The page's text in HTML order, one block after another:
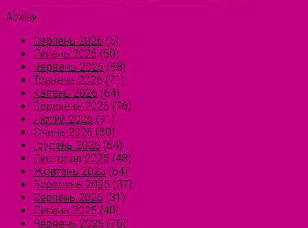
Архіви
Серпень 2026 (5)
Липень 2026 (50)
Червень 2026 (88)
Травень 2026 (71)
Квітень 2026 (64)
Березень 2026 (76)
Лютий 2026 (91)
Січень 2026 (50)
Грудень 2025 (64)
Листопад 2025 (48)
Жовтень 2025 (64)
Вересень 2025 (37)
Серпень 2025 (31)
Липень 2025 (40)
Червень 2025 (76)